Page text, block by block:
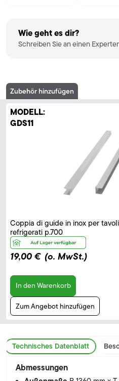
Wie geht es dir?
Schreiben Sie an einen
Zubehör hinzufügen
MODELL:
GDS11
Coppia di guide in inox per tavoli
refrigerati p.700
19,00 € (o. MwSt.)
In den Warenkorb
Zum Angebot hinzufügen
Technisches Datenblatt
Abmessungen